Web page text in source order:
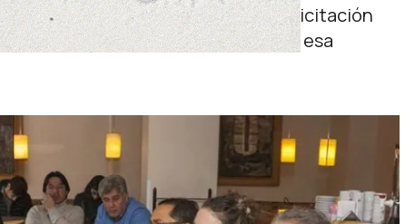
empresas que participan de la licitación
pilar de la actividad económica en esa